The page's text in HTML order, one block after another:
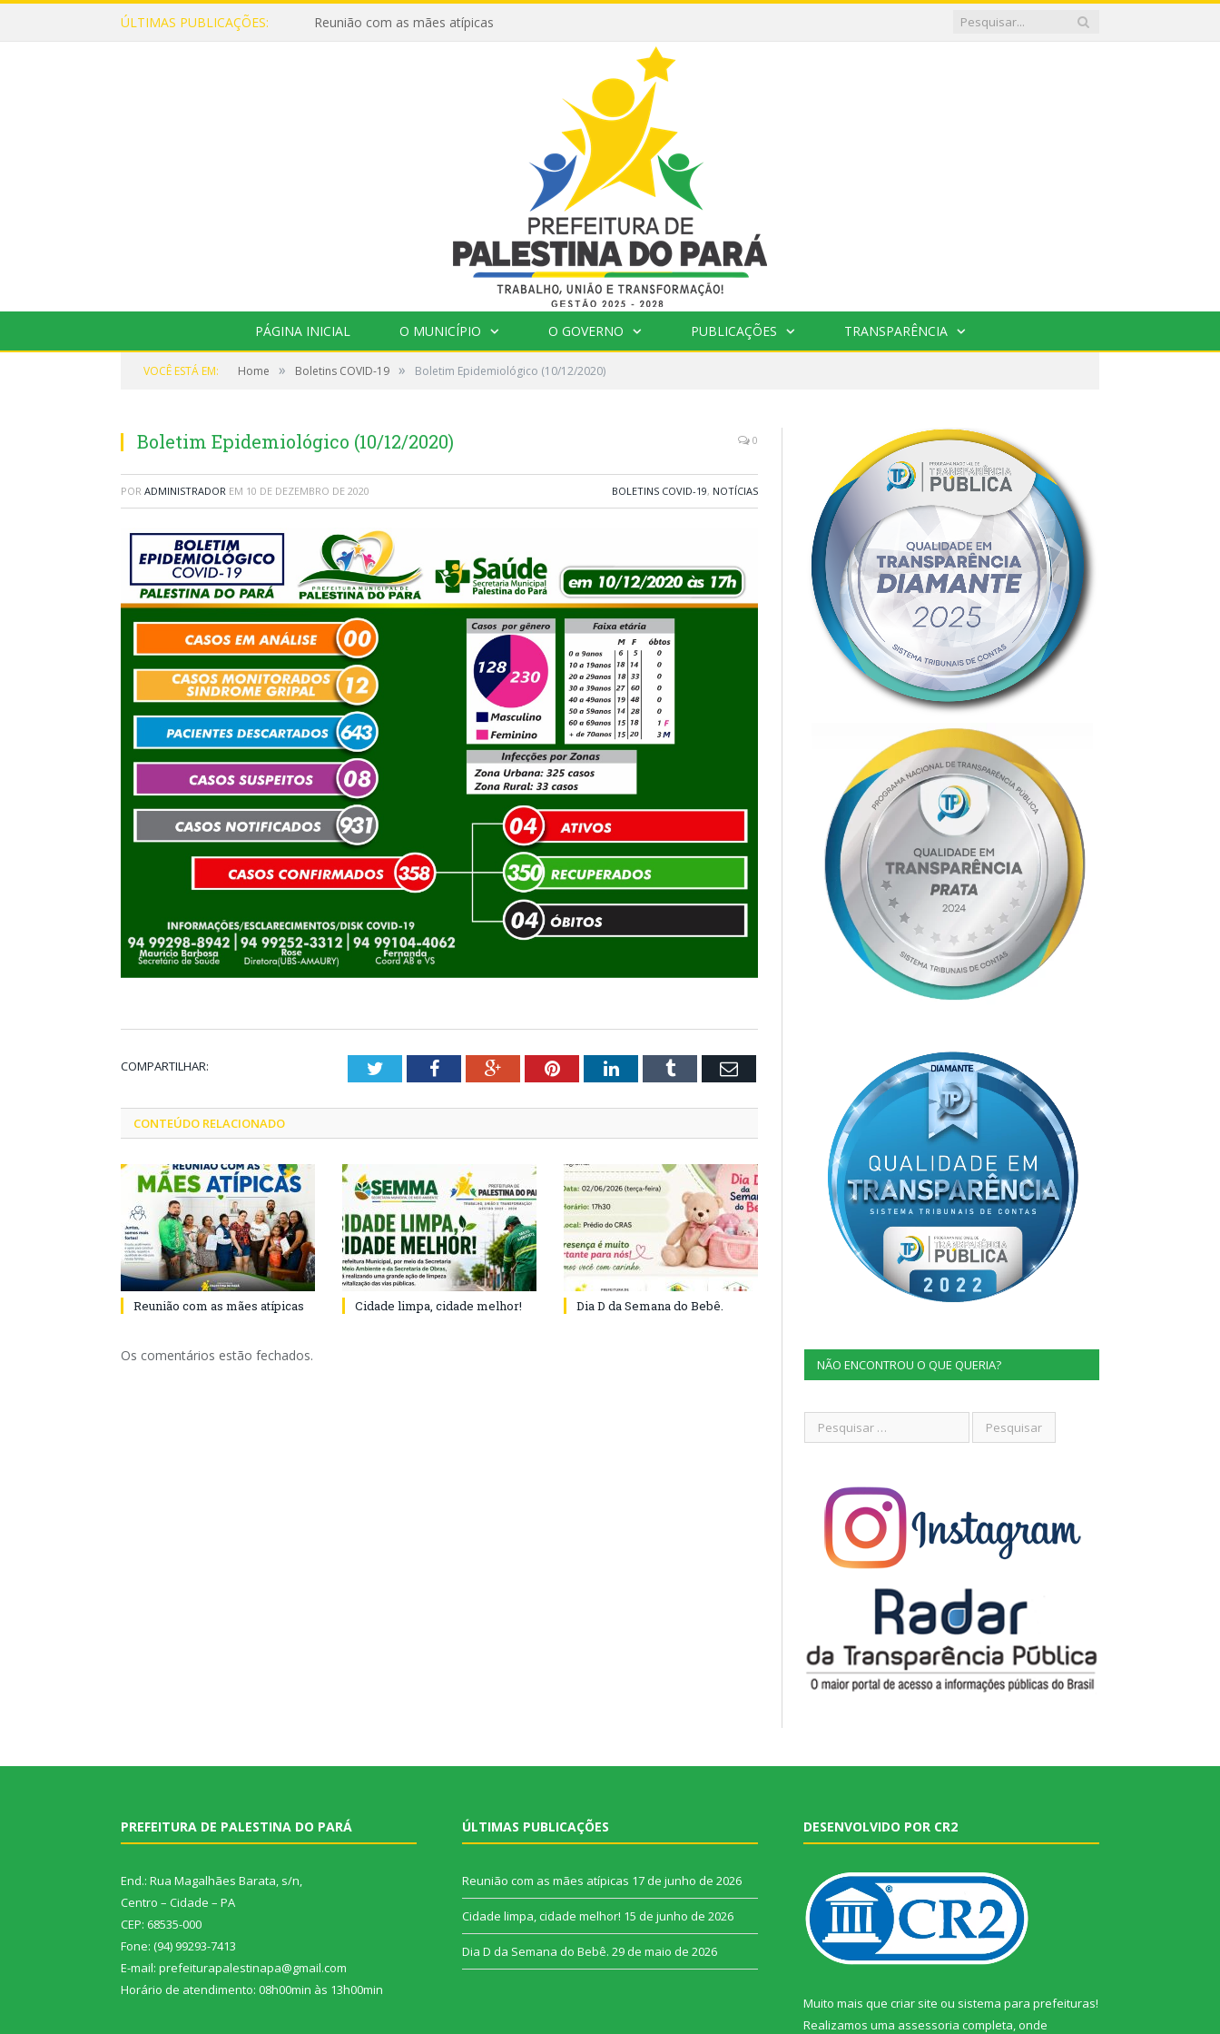
ÚLTIMAS PUBLICAÇÕES: Reunião com as mães atípicas
PÁGINA INICIAL O MUNICÍPIO O GOVERNO PUBLICAÇÕES TRANSPARÊNCIA
VOCÊ ESTÁ EM: Home » Boletins COVID-19 » Boletim Epidemiológico (10/12/2020)
Boletim Epidemiológico (10/12/2020) 0
POR ADMINISTRADOR EM 10 DE DEZEMBRO DE 2020 BOLETINS COVID-19, NOTÍCIAS
COMPARTILHAR: TwitterFacebookGoogle+PinterestLinkedInTumblr Email
CONTEÚDO RELACIONADO
Reunião com as mães atípicas Cidade limpa, cidade melhor! Dia D da Semana do Bebê.
Os comentários estão fechados.
NÃO ENCONTROU O QUE QUERIA?
PREFEITURA DE PALESTINA DO PARÁ
End.: Rua Magalhães Barata, s/n,
Centro – Cidade – PA
CEP: 68535-000
Fone: (94) 99293-7413
E-mail: prefeiturapalestinapa@gmail.com
Horário de atendimento: 08h00min às 13h00min
ÚLTIMAS PUBLICAÇÕES
Reunião com as mães atípicas 17 de junho de 2026
Cidade limpa, cidade melhor! 15 de junho de 2026
Dia D da Semana do Bebê. 29 de maio de 2026
DESENVOLVIDO POR CR2
Muito mais que criar site ou sistema para prefeituras!
Realizamos uma assessoria completa, onde